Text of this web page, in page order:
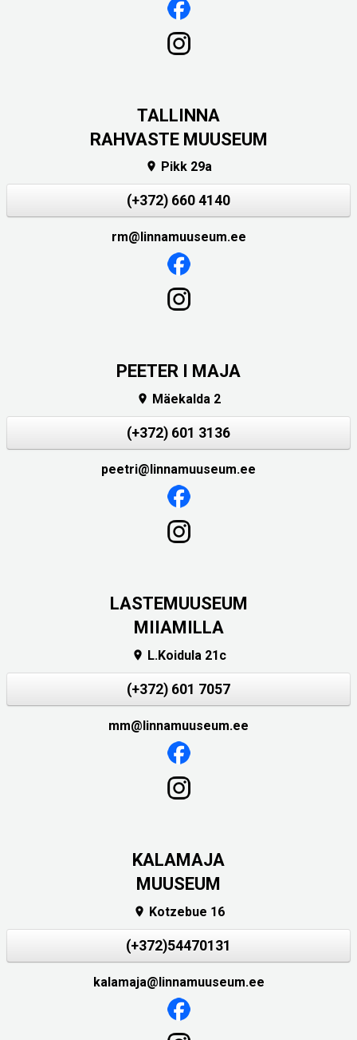
TALLINNA
RAHVASTE MUUSEUM
 Pikk 29a
(+372) 660 4140
rm@linnamuuseum.ee
PEETER I MAJA
 Mäekalda 2
(+372) 601 3136
peetri@linnamuuseum.ee
LASTEMUUSEUM
MIIAMILLA
 L.Koidula 21c
(+372) 601 7057
mm@linnamuuseum.ee
KALAMAJA
MUUSEUM
 Kotzebue 16
(+372)54470131
kalamaja@linnamuuseum.ee